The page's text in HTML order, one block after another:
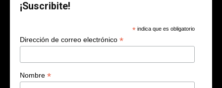
¡Suscribite!
* indica que es obligatorio
Dirección de correo electrónico *
Nombre *